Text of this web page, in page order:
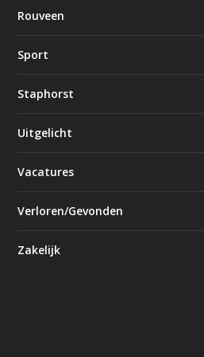
Rouveen
Sport
Staphorst
Uitgelicht
Vacatures
Verloren/Gevonden
Zakelijk